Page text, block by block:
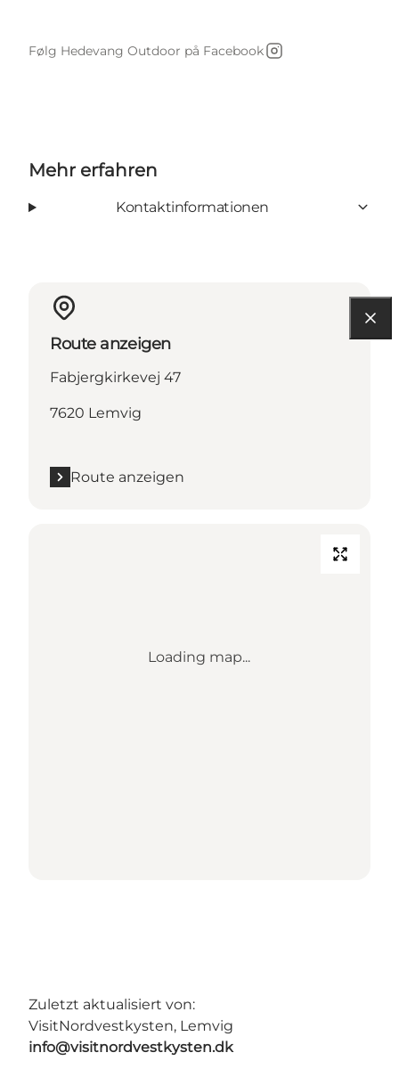
Følg Hedevang Outdoor på Facebook
Instagram
Mehr erfahren
Kontaktinformationen
Route anzeigen
Fabjergkirkevej 47
7620 Lemvig
Route anzeigen
Loading map...
Zuletzt aktualisiert von:
VisitNordvestkysten, Lemvig
info@visitnordvestkysten.dk